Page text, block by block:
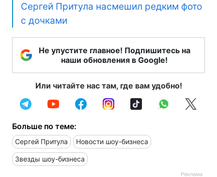
Сергей Притула насмешил редким фото
с дочками
Не упустите главное! Подпишитесь на
наши обновления в Google!
Или читайте нас там, где вам удобно!
Больше по теме:
Сергей Притула Новости шоу-бизнеса
Звезды шоу-бизнеса